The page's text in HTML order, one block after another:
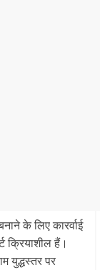
के लिए कारर्वाई
क्रियाशील हैं।
युद्धस्तर पर